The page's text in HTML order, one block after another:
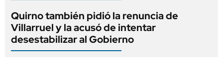
Quirno también pidió la renuncia de
Villarruel y la acusó de intentar
desestabilizar al Gobierno